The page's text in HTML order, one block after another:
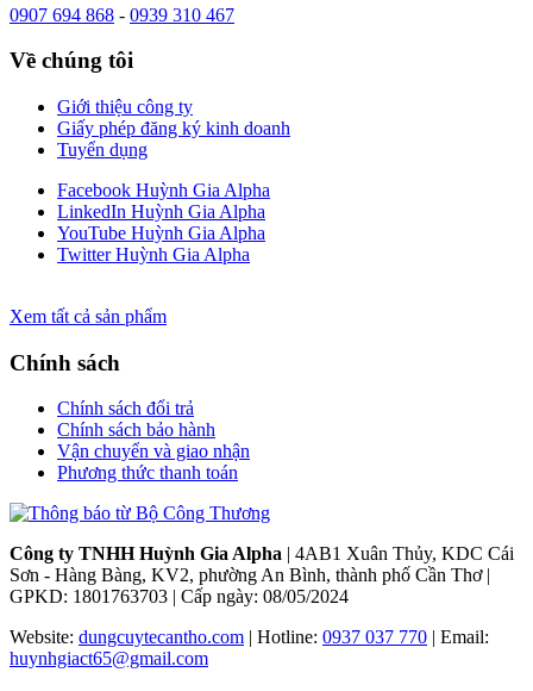
0907 694 868 - 0939 310 467
Về chúng tôi
Giới thiệu công ty
Giấy phép đăng ký kinh doanh
Tuyển dụng
Facebook Huỳnh Gia Alpha
LinkedIn Huỳnh Gia Alpha
YouTube Huỳnh Gia Alpha
Twitter Huỳnh Gia Alpha
Xem tất cả sản phẩm
Chính sách
Chính sách đổi trả
Chính sách bảo hành
Vận chuyển và giao nhận
Phương thức thanh toán
Công ty TNHH Huỳnh Gia Alpha | 4AB1 Xuân Thủy, KDC Cái
Sơn - Hàng Bàng, KV2, phường An Bình, thành phố Cần Thơ |
GPKD: 1801763703 | Cấp ngày: 08/05/2024
Website: dungcuytecantho.com | Hotline: 0937 037 770 | Email:
huynhgiact65@gmail.com